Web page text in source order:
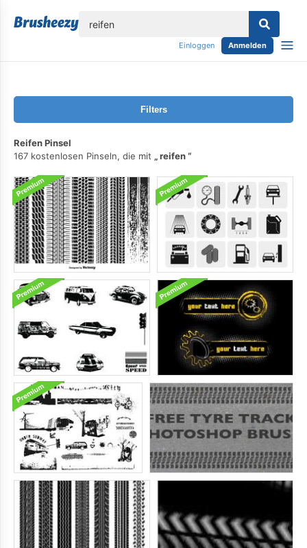
Einloggen Anmelden
Filters
Reifen Pinsel
167 kostenlosen Pinseln, die mit
reifen